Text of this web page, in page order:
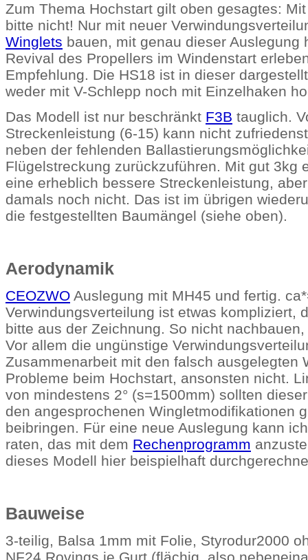
Zum Thema Hochstart gilt oben gesagtes:
bitte nicht! Nur mit neuer
Winglets bauen, mit genau dieser Auslegung
Revival des Propellers im Windenstart
Empfehlung. Die HS18 ist in dieser
weder mit V-Schlepp noch mit Einzelhaken
Das Modell ist nur beschränkt F3B tauglich.
Streckenleistung (6-15) kann nicht
neben der fehlenden
Flügelstreckung zurückzuführen. Mit gut 3kg
eine erheblich bessere Streckenleistung,
damals noch nicht. Das ist im übrigen
die festgestellten Baumängel (siehe oben).
Aerodynamik
CEOZWO Auslegung mit MH45 und fertig.
Verwindungsverteilung ist etwas kompliziert,
bitte aus der Zeichnung. So nicht
Vor allem die ungünstige
Zusammenarbeit mit den falsch ausgelegten
Probleme beim Hochstart, ansonsten nicht.
von mindestens 2° (s=1500mm) sollten
den angesprochenen Wingletmodifikationen
beibringen. Für eine neue Auslegung kann
raten, das mit dem Rechenprogramm
dieses Modell hier beispielhaft
Bauweise
3-teilig, Balsa 1mm mit Folie, Styrodur2000